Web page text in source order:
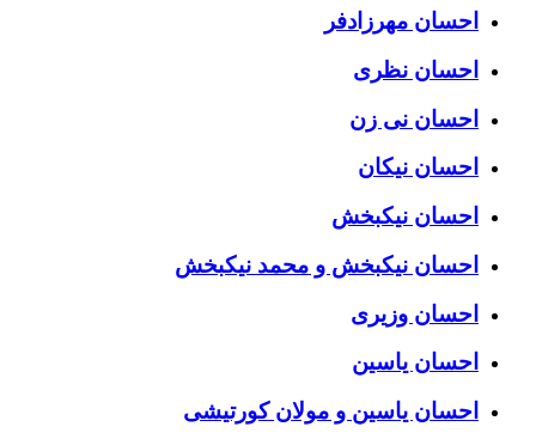
احسان مهرزادفر
احسان نظری
احسان نی زن
احسان نیکان
احسان نیکبخش
احسان نیکبخش و محمد نیکبخش
احسان وزیری
احسان یاسین
احسان یاسین و مولان کورتیشی